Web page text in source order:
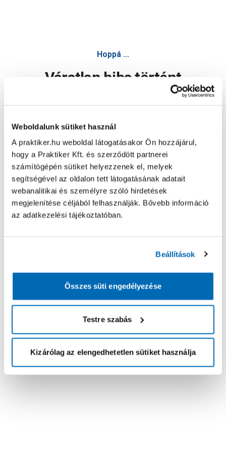
Weboldalunk sütiket használ
A praktiker.hu weboldal látogatásakor Ön hozzájárul,
hogy a Praktiker Kft. és szerződött partnerei
számítógépén sütiket helyezzenek el, melyek
segítségével az oldalon tett látogatásának adatait
webanalitikai és személyre szóló hirdetések
megjelenítése céljából felhasználják. Bővebb információ
az adatkezelési tájékoztatóban.
Beállítások
Összes süti engedélyezése
Testre szabás
Kizárólag az elengedhetetlen sütiket használja
Hoppá ...
Váratlan hiba történt
Oldal újratöltése